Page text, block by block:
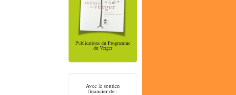
Publications du Programme
du Verger
Avec le soutien
financier de :